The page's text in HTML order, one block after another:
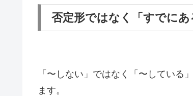
否定形ではなく「すでにあ
「〜しない」ではなく「〜している
ます。